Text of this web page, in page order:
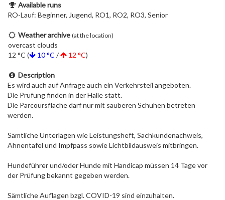
Available runs
RO-Lauf: Beginner, Jugend, RO1, RO2, RO3, Senior
Weather archive (at the location)
overcast clouds
12 °C (
10 °C / 12 °C)
Description
Es wird auch auf Anfrage auch ein Verkehrsteil angeboten.
Die Prüfung finden in der Halle statt.
Die Parcoursfläche darf nur mit sauberen Schuhen betreten
werden.
Sämtliche Unterlagen wie Leistungsheft, Sachkundenachweis,
Ahnentafel und Impfpass sowie Lichtbildausweis mitbringen.
Hundeführer und/oder Hunde mit Handicap müssen 14 Tage vor
der Prüfung bekannt gegeben werden.
Sämtliche Auflagen bzgl. COVID-19 sind einzuhalten.